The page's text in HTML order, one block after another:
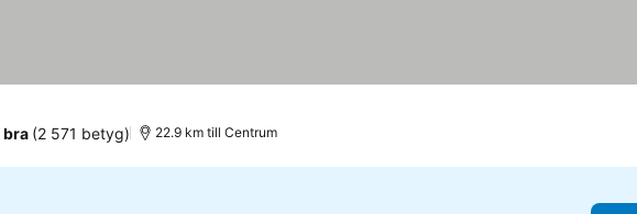
bra (2 571 betyg) 22.9 km till Centrum